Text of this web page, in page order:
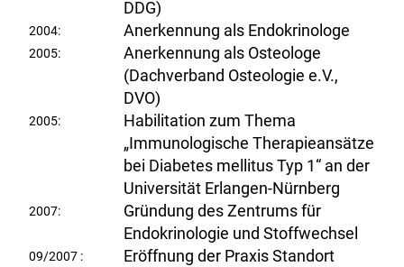
DDG)
2004: Anerkennung als Endokrinologe
2005:
Anerkennung als Osteologe
(Dachverband Osteologie e.V.,
DVO)
2005:
Habilitation zum Thema
„Immunologische Therapieansätze
bei Diabetes mellitus Typ 1“ an der
Universität Erlangen-Nürnberg
2007:
Gründung des Zentrums für
Endokrinologie und Stoffwechsel
09/2007 :
Eröffnung der Praxis Standort